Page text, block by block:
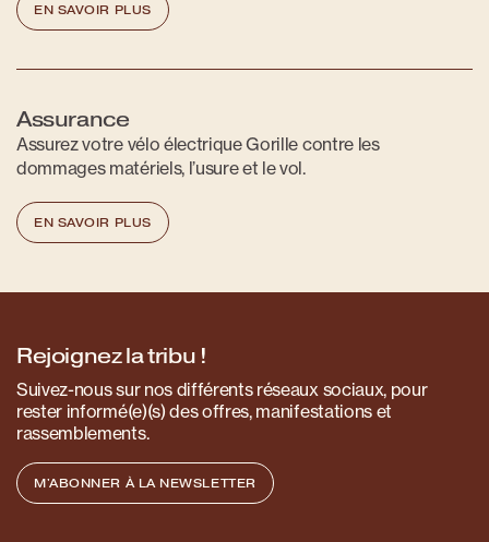
EN SAVOIR PLUS
Assurance
Assurez votre vélo électrique Gorille contre les
dommages matériels, l’usure et le vol.
EN SAVOIR PLUS
Rejoignez la tribu !
Suivez-nous sur nos différents réseaux sociaux, pour
rester informé(e)(s) des offres, manifestations et
rassemblements.
M'ABONNER À LA NEWSLETTER